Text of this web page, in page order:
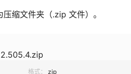
缩文件夹（.zip 文件）。
格式： zip